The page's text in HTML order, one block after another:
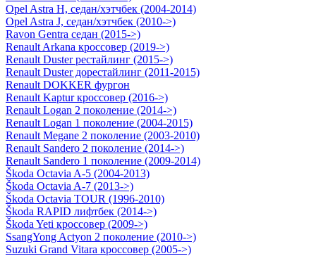
Opel Astra H, седан/хэтчбек (2004-2014)
Opel Astra J, седан/хэтчбек (2010->)
Ravon Gentra седан (2015->)
Renault Arkana кроссовер (2019->)
Renault Duster рестайлинг (2015->)
Renault Duster дорестайлинг (2011-2015)
Renault DOKKER фургон
Renault Kaptur кроссовер (2016->)
Renault Logan 2 поколение (2014->)
Renault Logan 1 поколение (2004-2015)
Renault Megane 2 поколение (2003-2010)
Renault Sandero 2 поколение (2014->)
Renault Sandero 1 поколение (2009-2014)
Škoda Octavia A-5 (2004-2013)
Škoda Octavia A-7 (2013->)
Škoda Octavia TOUR (1996-2010)
Škoda RAPID лифтбек (2014->)
Škoda Yeti кроссовер (2009->)
SsangYong Actyon 2 поколение (2010->)
Suzuki Grand Vitara кроссовер (2005->)